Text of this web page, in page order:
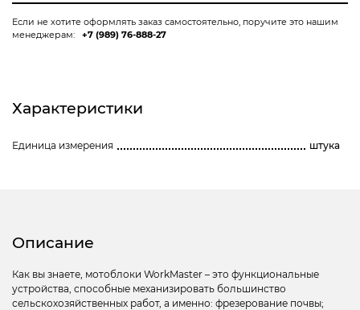
Если не хотите оформлять заказ самостоятельно, поручите это нашим
менеджерам:
+7 (989) 76-888-27
Характеристики
Единица измерения штука
Описание
Как вы знаете, мотоблоки WorkMaster – это функциональные
устройства, способные механизировать большинство
сельскохозяйственных работ, а именно: фрезерование почвы;